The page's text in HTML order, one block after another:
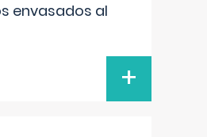
envasados al
+